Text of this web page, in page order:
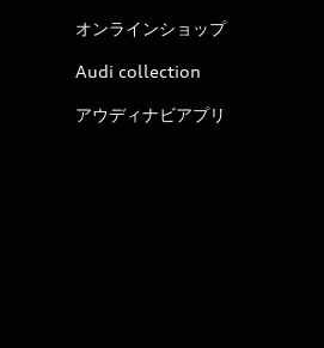
オンラインショップ
Audi collection
アウディナビアプリ